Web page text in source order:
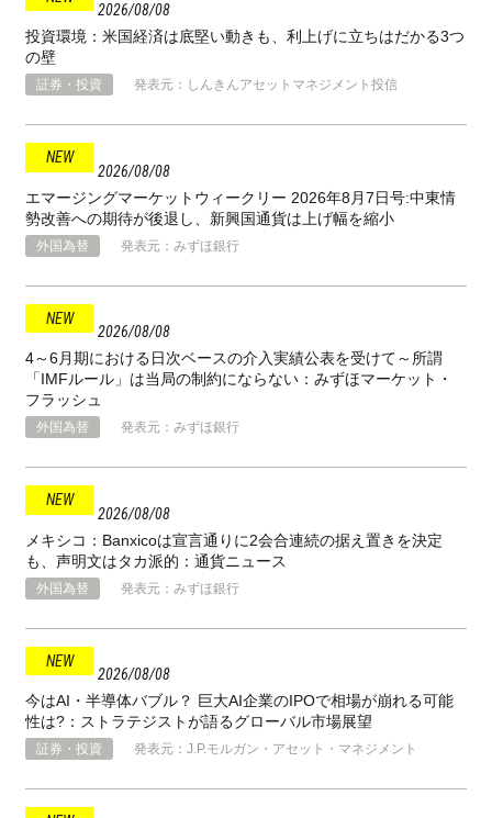
2026 08 08
投資環境：米国経済は底堅い動きも、利上げに立ちはだかる3つ
の壁
証券・投資 発表元：しんきんアセットマネジメント投信
2026 08 08
エマージングマーケットウィークリー 2026年8月7日号:中東情
勢改善への期待が後退し、新興国通貨は上げ幅を縮小
外国為替 発表元：みずほ銀行
2026 08 08
4～6月期における日次ベースの介入実績公表を受けて～所謂
「IMFルール」は当局の制約にならない：みずほマーケット・
フラッシュ
外国為替 発表元：みずほ銀行
2026 08 08
メキシコ：Banxicoは宣言通りに2会合連続の据え置きを決定
も、声明文はタカ派的：通貨ニュース
外国為替 発表元：みずほ銀行
2026 08 08
今はAI・半導体バブル？ 巨大AI企業のIPOで相場が崩れる可能
性は?：ストラテジストが語るグローバル市場展望
証券・投資 発表元：J.P.モルガン・アセット・マネジメント